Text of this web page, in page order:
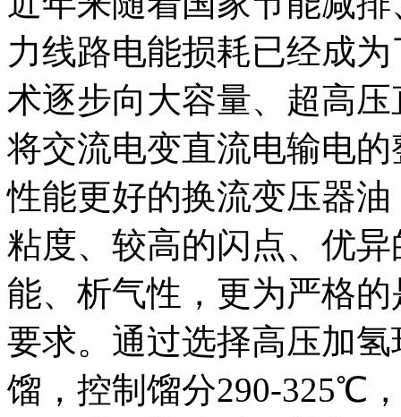
力线路电能损耗已经成
术逐步向大容量、超高
将交流电变直流电输电
性能更好的换流变压器
粘度、较高的闪点、优
能、析气性，更为严格
要求。通过选择高压加
馏，控制馏分290-325℃